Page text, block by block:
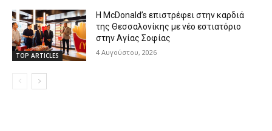
TOP ARTICLES
Η McDonald’s επιστρέφει στην καρδιά
της Θεσσαλονίκης με νέο εστιατόριο
στην Αγίας Σοφίας
4 Αυγούστου, 2026